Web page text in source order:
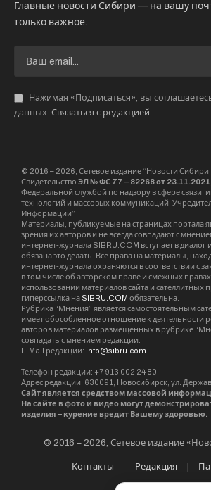
Главные новости Сибири — на вашу
только важное.
Нажимая «Подписаться», вы
данных. Связаться с редакцией.
© 2016 – 2026, Сетевое издание “Новости Сибири”.
Свидетельство ЭЛ № ФС 77 – 82268 от 23.11.2021,
Федеральной службой по надзору в сфере
технологий и массовых коммуникаций.
Информации”
Материалы, публикуемые на страницах портала
зрения их авторов и не всегда совпадают с
интернет-журнала SIBRU.COM вступает в диалог
обязана это делать. Все права на материалы,
интернет-журнала охраняются в соответствии с
в том числе об авторском праве и смежных
использовании материалов сайта и сателлитных
гиперссылка на SIBRU.COM обязательна.
Рубрика “Мнения” является самостоятельным
имеет обособленное отношение к деятельности
авторов материалов размещенных в рубрике
совпадать с мнением редакции.
E-Mail редакции: info@sibru.com
Телефон редакции: +7 913 002 24 80
Адрес редакции: 630091, Новосибирск, ул.
Сайт является средством массовой
На сайте в фото и видео могут
изделия – курение вредит Вашему здоровью.
© 2016 – 2026, Сетевое издание
Контакты Редакция